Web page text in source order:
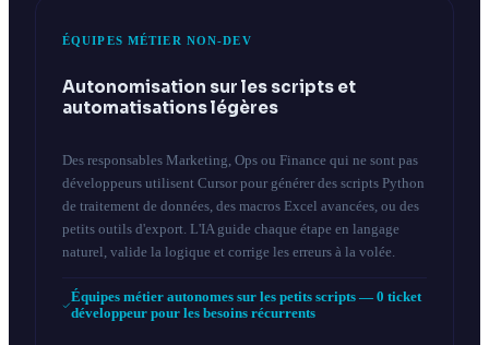
ÉQUIPES MÉTIER NON-DEV
Autonomisation sur les scripts et
automatisations légères
Des responsables Marketing, Ops ou Finance qui ne sont pas
développeurs utilisent Cursor pour générer des scripts Python
de traitement de données, des macros Excel avancées, ou des
petits outils d'export. L'IA guide chaque étape en langage
naturel, valide la logique et corrige les erreurs à la volée.
Équipes métier autonomes sur les petits scripts — 0 ticket
développeur pour les besoins récurrents